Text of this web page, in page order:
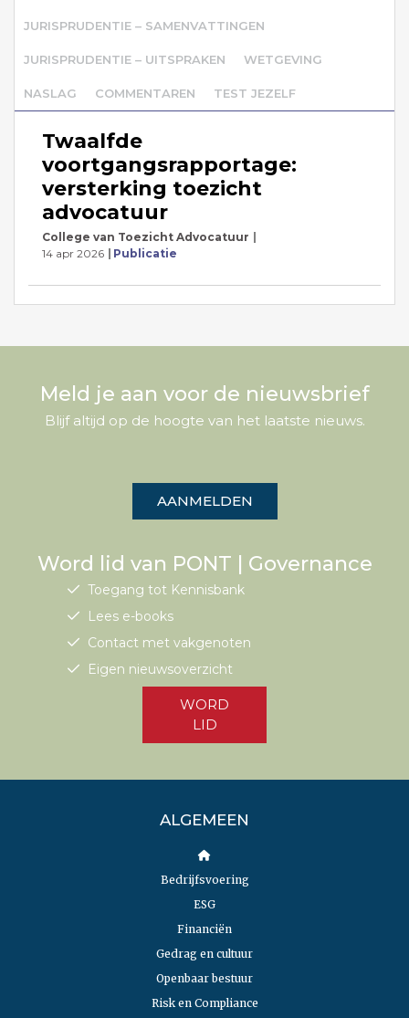
JURISPRUDENTIE – SAMENVATTINGEN
JURISPRUDENTIE – UITSPRAKEN WETGEVING
NASLAG COMMENTAREN TEST JEZELF
Twaalfde
voortgangsrapportage:
versterking toezicht
advocatuur
College van Toezicht Advocatuur
14 apr 2026
Publicatie
Meld je aan voor de nieuwsbrief
Blijf altijd op de hoogte van het laatste nieuws.
AANMELDEN
Word lid van PONT | Governance
Toegang tot Kennisbank
Lees e-books
Contact met vakgenoten
Eigen nieuwsoverzicht
WORD
LID
ALGEMEEN
Bedrijfsvoering
ESG
Financiën
Gedrag en cultuur
Openbaar bestuur
Risk en Compliance